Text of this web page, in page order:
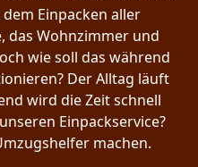
Einpacken aller
das Wohnzimmer und
wie soll das während
Der Alltag läuft
wird die Zeit schnell
Einpackservice?
machen.